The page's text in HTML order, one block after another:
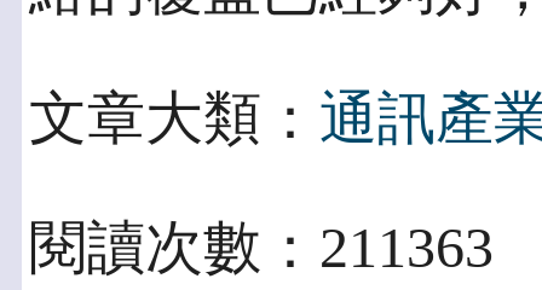
文章大類： 通訊產
閱讀次數：